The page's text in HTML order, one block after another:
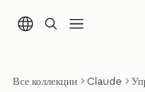
Все коллекции Claude